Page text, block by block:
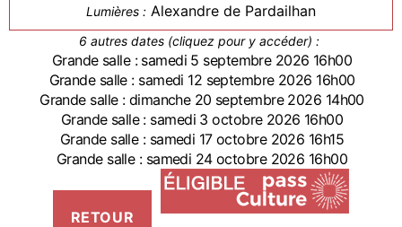
Lumières : Alexandre de Pardailhan
6 autres dates (cliquez pour y accéder) :
Grande salle : samedi 5 septembre 2026 16h00
Grande salle : samedi 12 septembre 2026 16h00
Grande salle : dimanche 20 septembre 2026 14h00
Grande salle : samedi 3 octobre 2026 16h00
Grande salle : samedi 17 octobre 2026 16h15
Grande salle : samedi 24 octobre 2026 16h00